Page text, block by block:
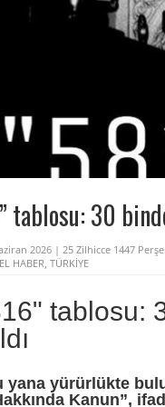
tablosu: 30
2026 | 25 Zilhicce 1447
HABER, TÜRKİYE
tablosu:
yana yürürlükte
Kanun”,